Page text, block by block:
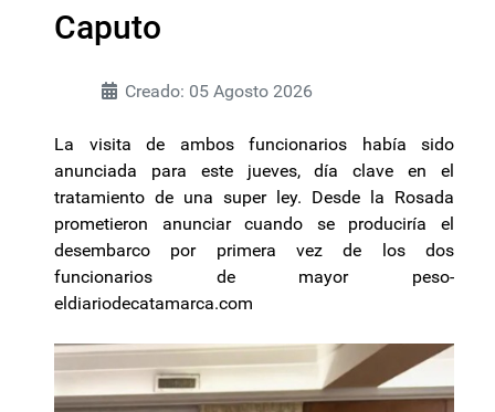
Caputo
Creado: 05 Agosto 2026
La visita de ambos funcionarios había sido
anunciada para este jueves, día clave en el
tratamiento de una super ley. Desde la Rosada
prometieron anunciar cuando se produciría el
desembarco por primera vez de los dos
funcionarios de mayor peso-
eldiariodecatamarca.com